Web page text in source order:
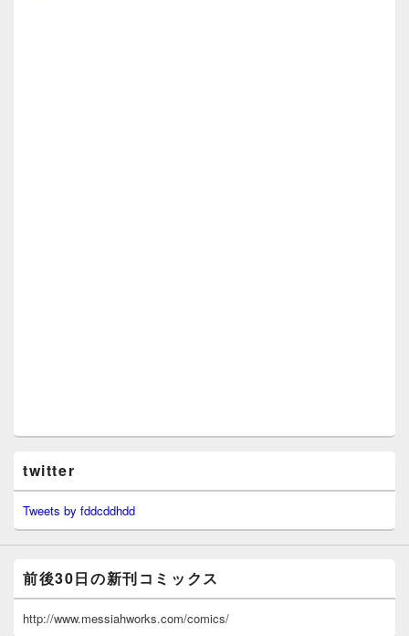
twitter
Tweets by fddcddhdd
前後30日の新刊コミックス
http://www.messiahworks.com/comics/